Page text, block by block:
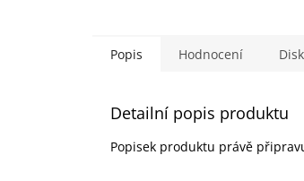
Popis Hodnocení
Detailní popis produktu
Popisek produktu právě